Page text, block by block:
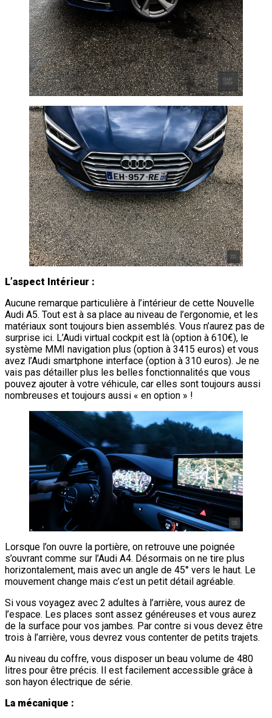
L’aspect Intérieur :
Aucune remarque particulière à l’intérieur de cette Nouvelle
Audi A5. Tout est à sa place au niveau de l’ergonomie, et les
matériaux sont toujours bien assemblés. Vous n’aurez pas de
surprise ici. L’Audi virtual cockpit est là (option à 610€), le
système MMI navigation plus (option à 3415 euros) et vous
avez l’Audi smartphone interface (option à 310 euros). Je ne
vais pas détailler plus les belles fonctionnalités que vous
pouvez ajouter à votre véhicule, car elles sont toujours aussi
nombreuses et toujours aussi « en option » !
Lorsque l’on ouvre la portière, on retrouve une poignée
s’ouvrant comme sur l’Audi A4. Désormais on ne tire plus
horizontalement, mais avec un angle de 45° vers le haut. Le
mouvement change mais c’est un petit détail agréable.
Si vous voyagez avec 2 adultes à l’arrière, vous aurez de
l’espace. Les places sont assez généreuses et vous aurez
de la surface pour vos jambes. Par contre si vous devez être
trois à l’arrière, vous devrez vous contenter de petits trajets.
Au niveau du coffre, vous disposer un beau volume de 480
litres pour être précis. Il est facilement accessible grâce à
son hayon électrique de série.
La mécanique :